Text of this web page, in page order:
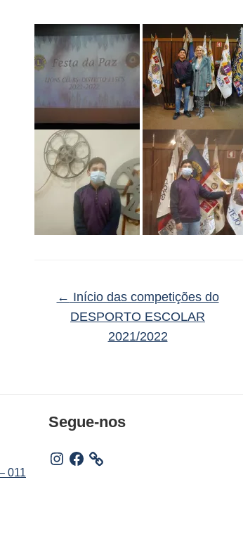
← Início das competições do
DESPORTO ESCOLAR
2021/2022
011
Segue-nos
Instagram
Facebook